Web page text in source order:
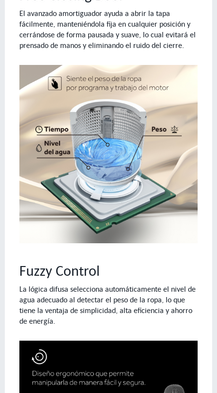
El avanzado amortiguador ayuda a abrir la tapa
fácilmente, manteniéndola fija en cualquier posición y
cerrándose de forma pausada y suave, lo cual evitará el
prensado de manos y eliminando el ruido del cierre.
Fuzzy Control
La lógica difusa selecciona automáticamente el nivel de
agua adecuado al detectar el peso de la ropa, lo que
tiene la ventaja de simplicidad, alta eficiencia y ahorro
de energía.